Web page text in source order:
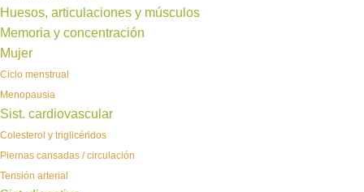
Huesos, articulaciones y músculos
Memoria y concentración
Mujer
Ciclo menstrual
Menopausia
Sist. cardiovascular
Colesterol y triglicéridos
Piernas cansadas / circulación
Tensión arterial